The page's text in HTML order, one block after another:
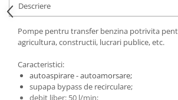
Descriere
Pompe pentru transfer benzina potrivita
agricultura, constructii, lucrari publice, etc.
Caracteristici:
autoaspirare - autoamorsare;
supapa bypass de recirculare;
debit liber: 50 l/min;